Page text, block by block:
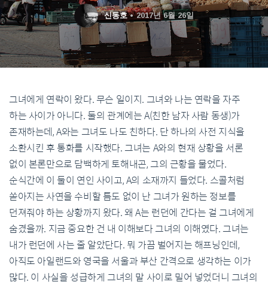
신동호 2017년 6월 26일
그녀에게 연락이 왔다. 무슨 일이지. 그녀와 나는 연락을 자주
하는 사이가 아니다. 둘의 관계에는 A(친한 남자 사람 동생)가
존재하는데, A와는 그녀도 나도 친하다. 단 하나의 사전 지식을
소환시킨 후 통화를 시작했다. 그녀는 A와의 현재 상황을 서론
없이 본론만으로 담백하게 토해내곤, 그의 근황을 물었다.
순식간에 이 둘이 연인 사이고, A의 소재까지 들었다. 스콜처럼
쏟아지는 사연을 수비할 틈도 없이 난 그녀가 원하는 정보를
던져줘야 하는 상황까지 왔다. 왜 A는 런던에 간다는 걸 그녀에게
숨겼을까. 지금 중요한 건 내 이해보다 그녀의 이해였다. 그녀는
내가 런던에 사는 줄 알았단다. 뭐 가끔 벌어지는 해프닝인데,
아직도 아일랜드와 영국을 서울과 부산 간격으로 생각하는 이가
많다. 이 사실을 성급하게 그녀의 말 사이로 밀어 넣었더니 그녀의